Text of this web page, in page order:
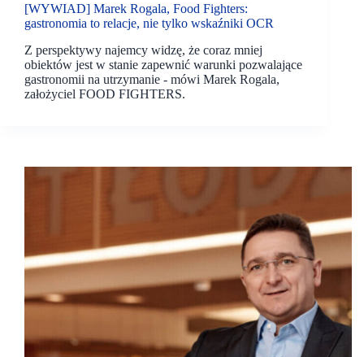
[WYWIAD] Marek Rogala, Food Fighters:
gastronomia to relacje, nie tylko wskaźniki OCR
Z perspektywy najemcy widzę, że coraz mniej
obiektów jest w stanie zapewnić warunki pozwalające
gastronomii na utrzymanie - mówi Marek Rogala,
założyciel FOOD FIGHTERS.